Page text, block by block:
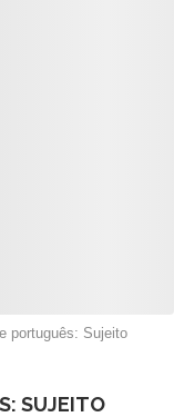
português: Sujeito
SUJEITO